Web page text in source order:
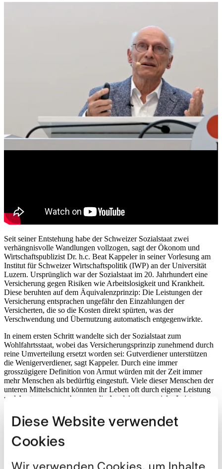
Diese Website verwendet
Cookies
Wir verwenden Cookies, um Inhalte
Seit seiner Entstehung habe der Schweizer Sozialstaat zwei
verhängnisvolle Wandlungen vollzogen, sagt der Ökonom und
Wirtschaftspublizist Dr. h.c. Beat Kappeler in seiner Vorlesung am
Institut für Schweizer Wirtschaftspolitik (IWP) an der Universität
Luzern. Ursprünglich war der Sozialstaat im 20. Jahrhundert eine
Versicherung gegen Risiken wie Arbeitslosigkeit und Krankheit.
Diese beruhten auf dem Äquivalenzprinzip: Die Leistungen der
Versicherung entsprachen ungefähr den Einzahlungen der
Versicherten, die so die Kosten direkt spürten, was der
Verschwendung und Übernutzung automatisch entgegenwirkte.
In einem ersten Schritt wandelte sich der Sozialstaat zum
Wohlfahrtsstaat, wobei das Versicherungsprinzip zunehmend durch
reine Umverteilung ersetzt worden sei: Gutverdiener unterstützen
die Wenigerverdiener, sagt Kappeler. Durch eine immer
grosszügigere Definition von Armut würden mit der Zeit immer
mehr Menschen als bedürftig eingestuft. Viele dieser Menschen der
unteren Mittelschicht könnten ihr Leben oft durch eigene Leistung
und Anstrengung verbessern; die Ausdehnung sozialer Leistungen
Mittlerweile sei der Wohlfahrtsstaat zum Vollfahrtsstaat mutiert, der
kümmere. Dieser Wandel sei während der Finanzkrise offenkundig
oberen Mittelschicht dienten. So drohe sich in der breiten